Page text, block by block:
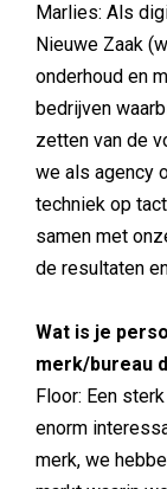
Marlies: Als
Nieuwe Zaak
onderhoud en
bedrijven
zetten van de
we als agency
techniek op
samen met
de resultaten
Wat is je
merk/bureau
Floor: Een
enorm
merk, we